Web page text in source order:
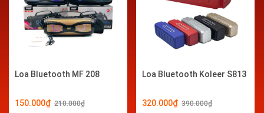
Loa Bluetooth MF 208
150.000₫ 210.000₫
Loa Bluetooth Koleer S813
320.000₫ 390.000₫